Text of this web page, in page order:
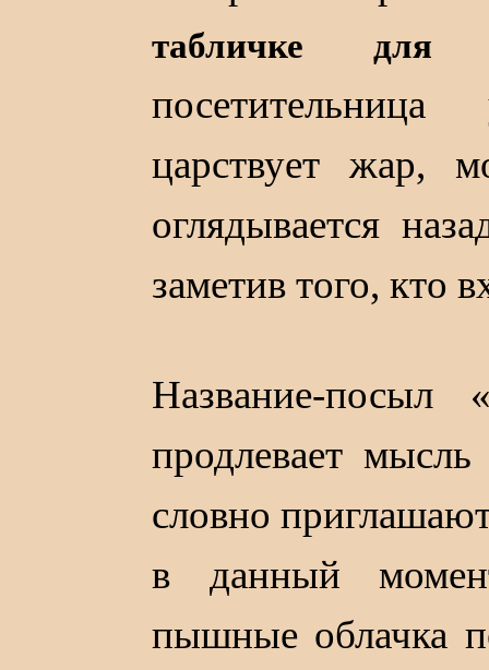
табличке для
царствует жар,
оглядывается
заметив того, кто
Название-посыл
продлевает
словно
в данный
пышные облачка